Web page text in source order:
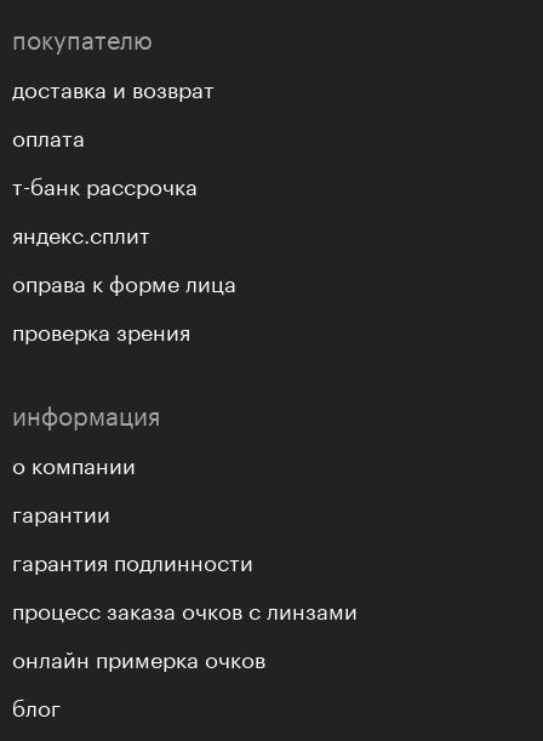
покупателю
доставка и возврат
оплата
т-банк рассрочка
яндекс.сплит
оправа к форме лица
проверка зрения
информация
о компании
гарантии
гарантия подлинности
процесс заказа очков с линзами
онлайн примерка очков
блог